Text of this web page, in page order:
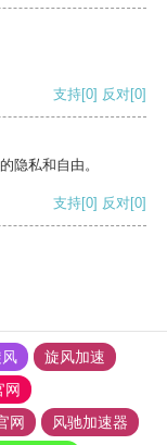
支持[0] 反对[0]
隐私和自由。
支持[0] 反对[0]
旋风加速
网
网
风驰加速器